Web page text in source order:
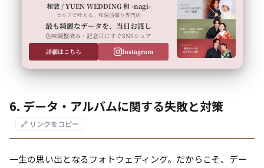
和装 / YUEN WEDDING 和 -nagi-
セルフで叶える、和装前撮り専門店
最も綺麗なデータを、当日お渡し
色味調整済み・記念日にすぐSNSシェア
詳細はこちら
Instagram
6. データ・アルバムに関する失敗と対策
🔗 リンクをコピー
一生の思い出となるフォトウェディング。だからこそ、デー